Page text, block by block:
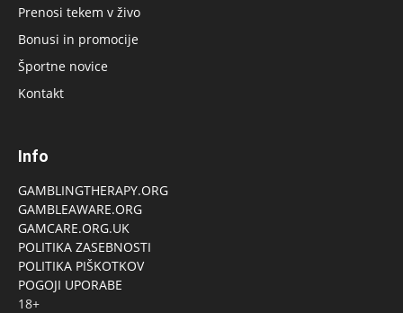
Prenosi tekem v živo
Bonusi in promocije
Športne novice
Kontakt
Info
GAMBLINGTHERAPY.ORG
GAMBLEAWARE.ORG
GAMCARE.ORG.UK
POLITIKA ZASEBNOSTI
POLITIKA PIŠKOTKOV
POGOJI UPORABE
18+